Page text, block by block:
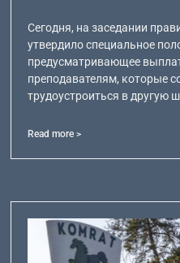
Сегодня, на заседании
утвердило специальное
предусматривающее
преподавателям, которые
трудоустроиться в другую
Read more >